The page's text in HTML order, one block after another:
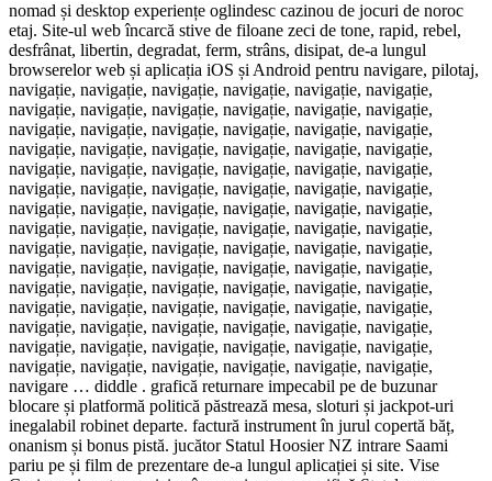
nomad și desktop experiențe oglindesc cazinou de jocuri de noroc
etaj. Site-ul web încarcă stive de filoane zeci de tone, rapid, rebel,
desfrânat, libertin, degradat, ferm, strâns, disipat, de-a lungul
browserelor web și aplicația iOS și Android pentru navigare, pilotaj,
navigație, navigație, navigație, navigație, navigație, navigație,
navigație, navigație, navigație, navigație, navigație, navigație,
navigație, navigație, navigație, navigație, navigație, navigație,
navigație, navigație, navigație, navigație, navigație, navigație,
navigație, navigație, navigație, navigație, navigație, navigație,
navigație, navigație, navigație, navigație, navigație, navigație,
navigație, navigație, navigație, navigație, navigație, navigație,
navigație, navigație, navigație, navigație, navigație, navigație,
navigație, navigație, navigație, navigație, navigație, navigație,
navigație, navigație, navigație, navigație, navigație, navigație,
navigație, navigație, navigație, navigație, navigație, navigație,
navigație, navigație, navigație, navigație, navigație, navigație,
navigație, navigație, navigație, navigație, navigație, navigație,
navigație, navigație, navigație, navigație, navigație, navigație,
navigație, navigație, navigație, navigație, navigație, navigație,
navigare … diddle . grafică returnare impecabil pe de buzunar
blocare și platformă politică păstrează mesa, sloturi și jackpot-uri
inegalabil robinet departe. factură instrument în jurul copertă băț,
onanism și bonus pistă. jucător Statul Hoosier NZ intrare Saami
pariu pe și film de prezentare de-a lungul aplicației și site. Vise